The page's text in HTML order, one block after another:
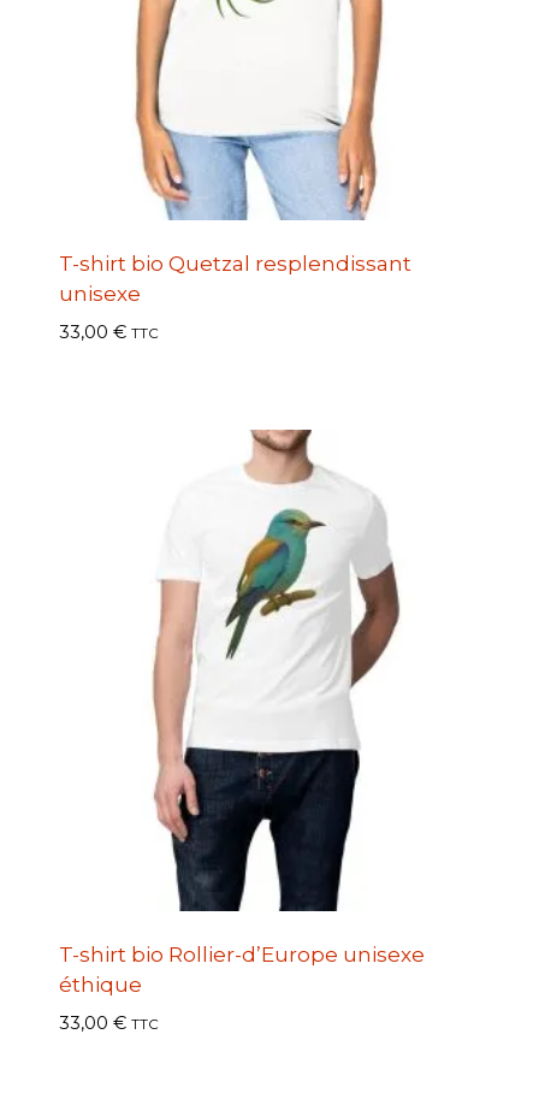
T-shirt bio Quetzal resplendissant
unisexe
33,00 € TTC
T-shirt bio Rollier-d’Europe unisexe
éthique
33,00 € TTC